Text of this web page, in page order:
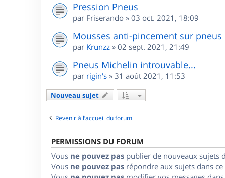
Pression Pneus
par Friserando » 03 oct. 2021, 18:09
Mousses anti-pincement sur pneus
par Krunzz » 02 sept. 2021, 21:49
Pneus Michelin introuvable...
par rigin's » 31 août 2021, 11:53
Nouveau sujet
Revenir à l’accueil du forum
PERMISSIONS DU FORUM
Vous ne pouvez pas publier de nouveaux sujets
Vous ne pouvez pas répondre aux sujets dans